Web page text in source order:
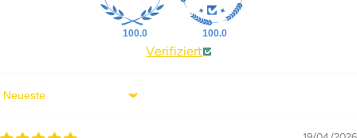
100.0 100.0
Verifiziert
Sort By